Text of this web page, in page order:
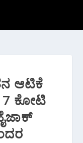
ಆಟಿಕೆ
ಕೋಟಿ